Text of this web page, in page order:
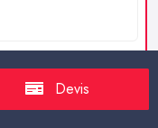
Devis